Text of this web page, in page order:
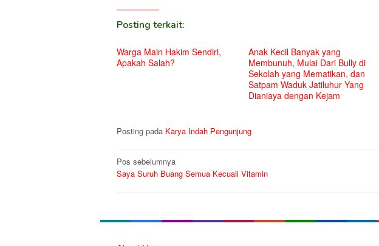
Posting terkait:
Warga Main Hakim Sendiri,
Apakah Salah?
Anak Kecil Banyak yang
Membunuh, Mulai Dari Bully di
Sekolah yang Mematikan, dan
Satpam Waduk Jatiluhur Yang
Dianiaya dengan Kejam
Posting pada Karya Indah Pengunjung
Navigasi
pos
Pos sebelumnya
Saya Suruh Buang Semua Kecuali Vitamin